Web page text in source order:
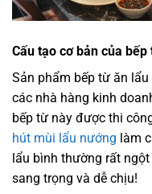
Cấu tạo cơ bản của
Sản phẩm bếp từ ăn
các nhà hàng kinh
bếp từ này được thi
hút mùi lẩu nướng làm
lẩu bình thường rất
sang trọng và dễ chịu!